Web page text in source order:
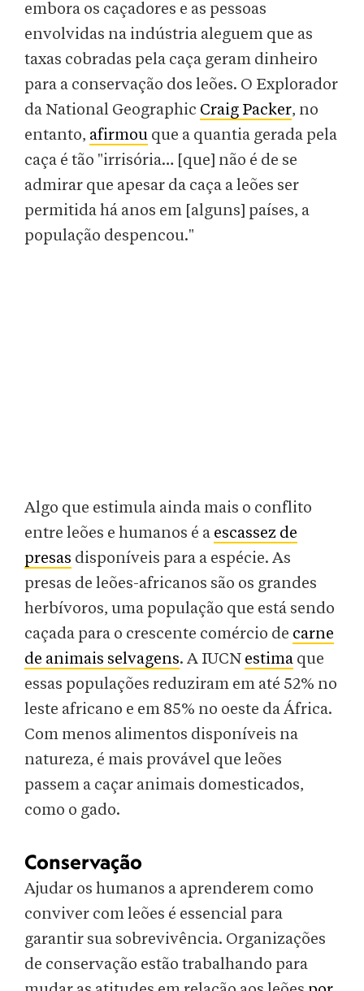
embora os caçadores e as pessoas
envolvidas na indústria aleguem que as
taxas cobradas pela caça geram dinheiro
para a conservação dos leões. O Explorador
da National Geographic Craig Packer, no
entanto, afirmou que a quantia gerada pela
caça é tão "irrisória… [que] não é de se
admirar que apesar da caça a leões ser
permitida há anos em [alguns] países, a
população despencou."
Algo que estimula ainda mais o conflito
entre leões e humanos é a escassez de
presas disponíveis para a espécie. As
presas de leões-africanos são os grandes
herbívoros, uma população que está sendo
caçada para o crescente comércio de carne
de animais selvagens. A IUCN estima que
essas populações reduziram em até 52% no
leste africano e em 85% no oeste da África.
Com menos alimentos disponíveis na
natureza, é mais provável que leões
passem a caçar animais domesticados,
como o gado.
Conservação
Ajudar os humanos a aprenderem como
conviver com leões é essencial para
garantir sua sobrevivência. Organizações
de conservação estão trabalhando para